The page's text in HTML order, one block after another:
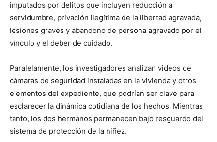
imputados por delitos que incluyen reducción a
servidumbre, privación ilegítima de la libertad agravada,
lesiones graves y abandono de persona agravado por el
vínculo y el deber de cuidado.
Paralelamente, los investigadores analizan videos de
cámaras de seguridad instaladas en la vivienda y otros
elementos del expediente, que podrían ser clave para
esclarecer la dinámica cotidiana de los hechos. Mientras
tanto, los dos hermanos permanecen bajo resguardo del
sistema de protección de la niñez.